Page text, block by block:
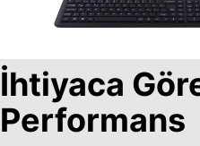
İhtiyaca
Performans